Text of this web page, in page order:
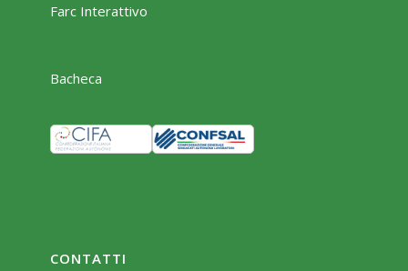
Farc Interattivo
Bacheca
CONTATTI